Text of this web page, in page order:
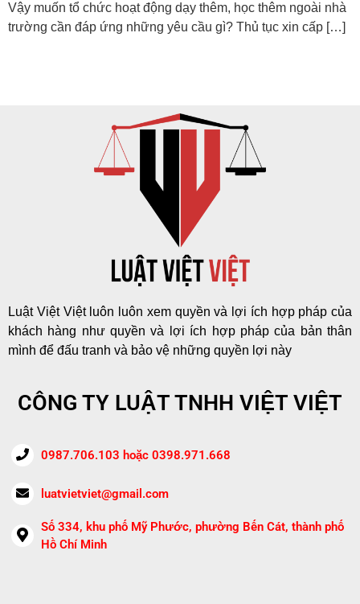
Vậy muốn tổ chức hoạt động dạy thêm, học thêm ngoài nhà
trường cần đáp ứng những yêu cầu gì? Thủ tục xin cấp […]
Luật Việt Việt luôn luôn xem quyền và lợi ích hợp pháp của
khách hàng như quyền và lợi ích hợp pháp của bản thân
mình để đấu tranh và bảo vệ những quyền lợi này
CÔNG TY LUẬT TNHH VIỆT VIỆT
0987.706.103 hoặc 0398.971.668
luatvietviet@gmail.com
Số 334, khu phố Mỹ Phước, phường Bến Cát, thành phố
Hồ Chí Minh